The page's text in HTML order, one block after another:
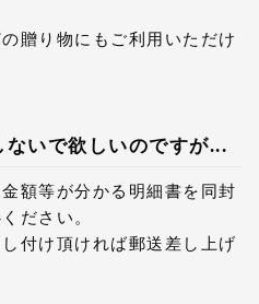
贈り物にもご利用いただけ
いで欲しいのですが...
額等が分かる明細書を同封
ださい。
付け頂ければ郵送差し上げ